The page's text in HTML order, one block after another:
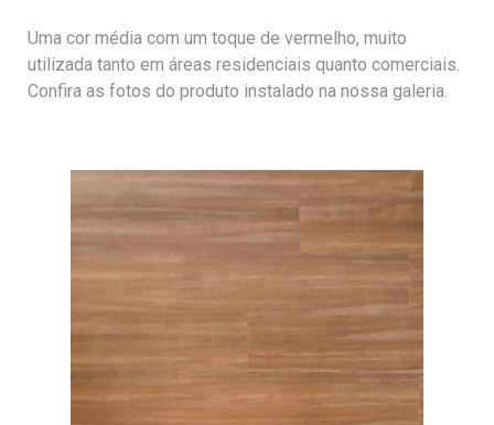
Uma cor média com um toque de vermelho, muito
utilizada tanto em áreas residenciais quanto comerciais.
Confira as fotos do produto instalado na nossa galeria.